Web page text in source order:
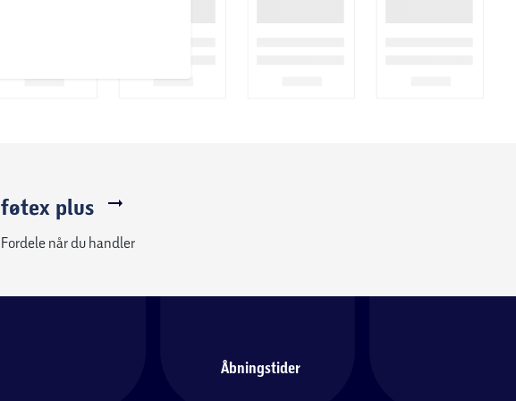
føtex plus
Fordele når du handler
Åbningstider